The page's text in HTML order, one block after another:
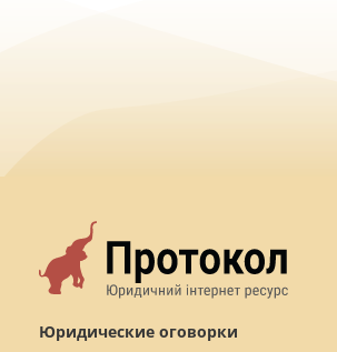
Юридические оговорки